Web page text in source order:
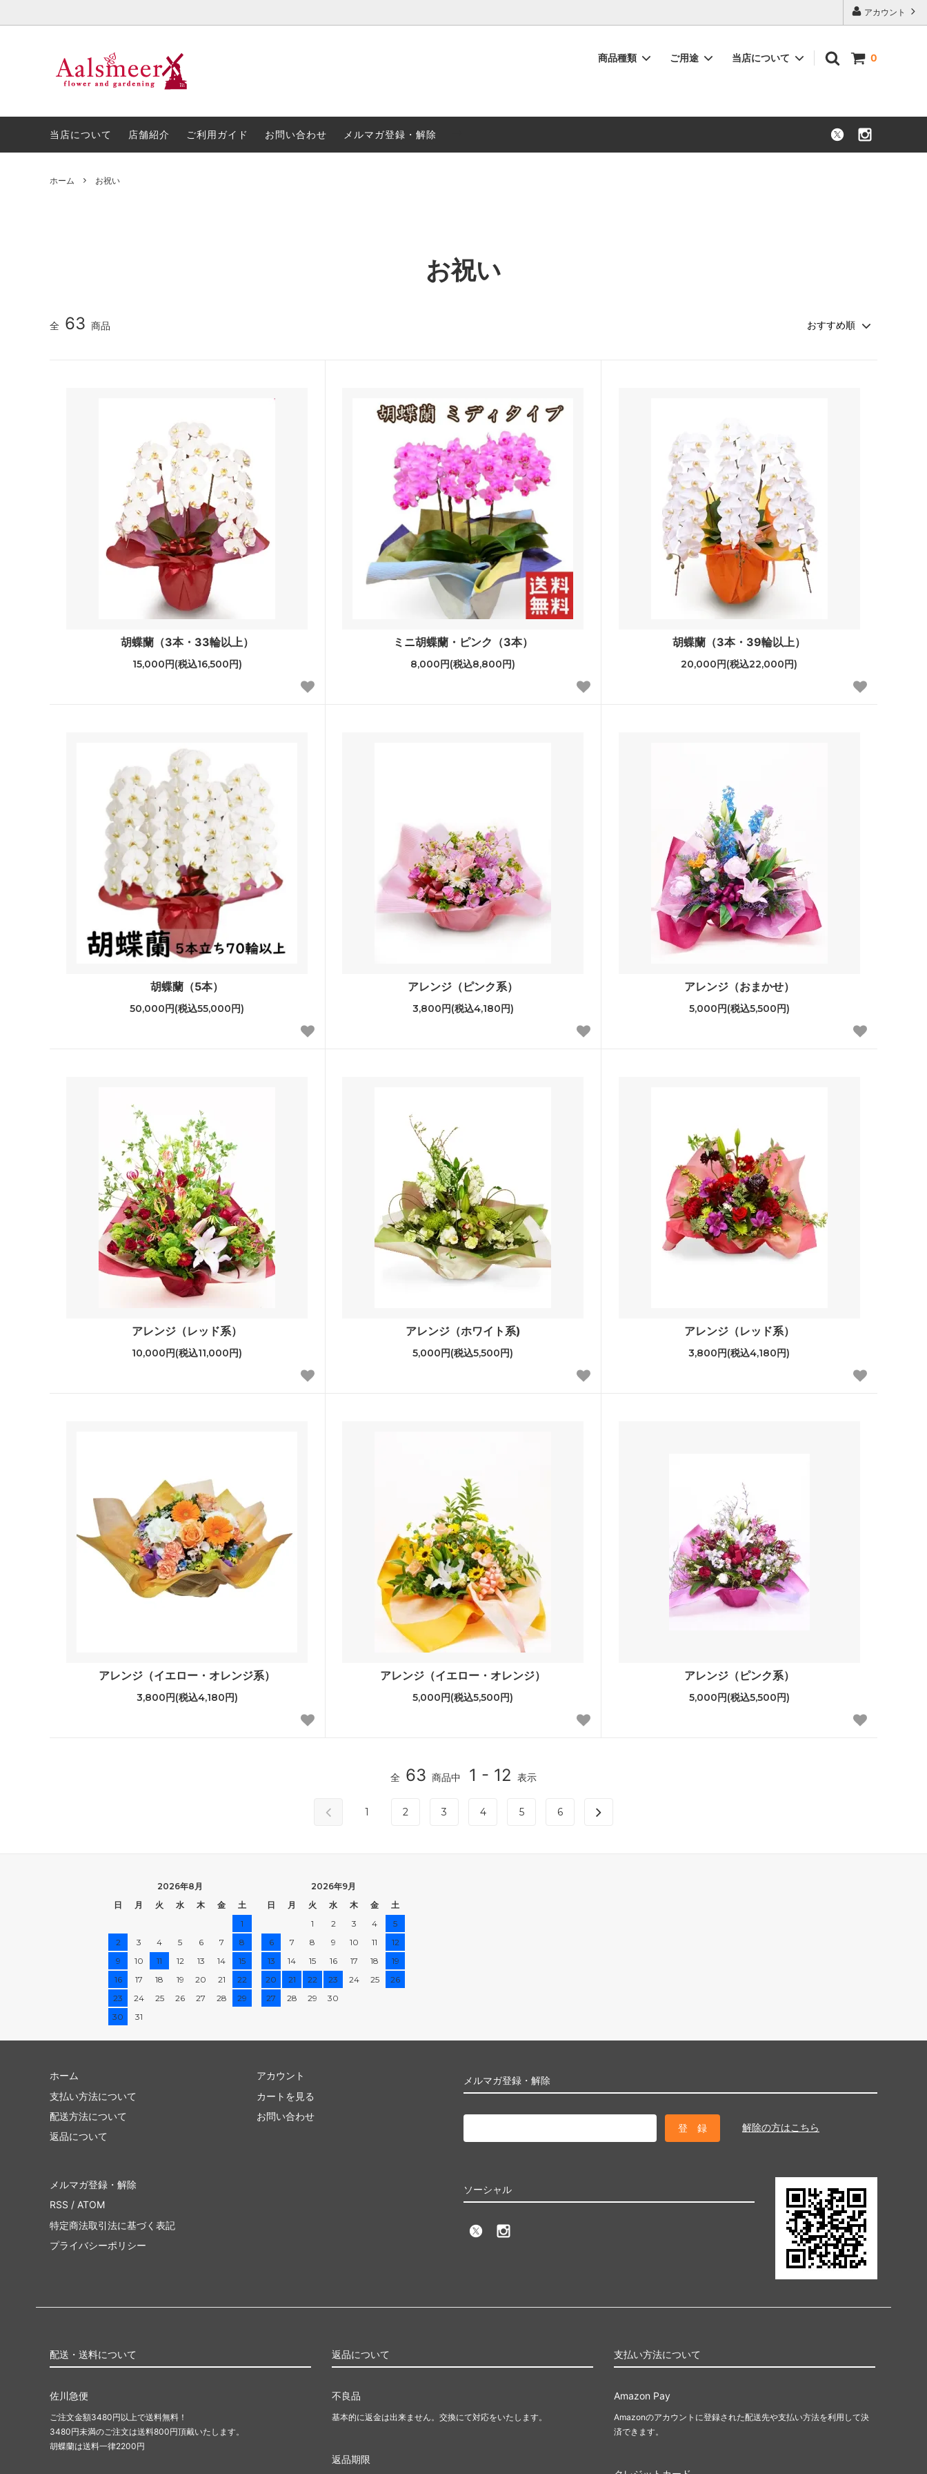
アカウント
0
商品種類
アレンジメント スタンド花
ご用途
開店・開業・周年祝い お悔やみ・お供え
当店について
当店について 店舗紹介 ご利用ガイド お問い合わせ メルマガ登録・解除
ホーム お祝い
お祝い
全 63 商品
胡蝶蘭（3本・33輪以上）
15,000円(税込16,500円)
ミニ胡蝶蘭・ピンク（3本）
8,000円(税込8,800円)
胡蝶蘭（3本・39輪以上）
20,000円(税込22,000円)
胡蝶蘭（5本）
50,000円(税込55,000円)
アレンジ（ピンク系）
3,800円(税込4,180円)
アレンジ（おまかせ）
5,000円(税込5,500円)
アレンジ（レッド系）
10,000円(税込11,000円)
アレンジ（ホワイト系)
5,000円(税込5,500円)
アレンジ（レッド系）
3,800円(税込4,180円)
アレンジ（イエロー・オレンジ系）
3,800円(税込4,180円)
アレンジ（イエロー・オレンジ）
5,000円(税込5,500円)
アレンジ（ピンク系）
5,000円(税込5,500円)
全 63 商品中 1 - 12 表示
1 2 3 4 5 6
2026年8月
日
月 火 水 木 金
土
1
2
3 4 5 6 7
8
9
10 11 12 13 14
15
16
17 18 19 20 21
22
23
24 25 26 27 28
29
30
31
2026年9月
日
月 火 水 木 金
土
1
2 3 4
5
6
7 8 9 10 11
12
13
14 15 16 17 18
19
20
21 22 23 24 25
26
27
28 29 30
メルマガ登録・解除
解除の方はこちら
ホーム
支払い方法について
配送方法について
返品について
アカウント
カートを見る
お問い合わせ
ソーシャル
メルマガ登録・解除
RSS / ATOM
特定商法取引法に基づく表記
プライバシーポリシー
配送・送料について
佐川急便
ご注文金額3480円以上で送料無料！
3480円未満のご注文は送料800円頂戴いたします。
胡蝶蘭は送料一律2200円
返品について
不良品
基本的に返金は出来ません。交換にて対応をいたします。
返品期限
支払い方法について
Amazon Pay
Amazonのアカウントに登録された配送先や支払い方法を利用して決
済できます。